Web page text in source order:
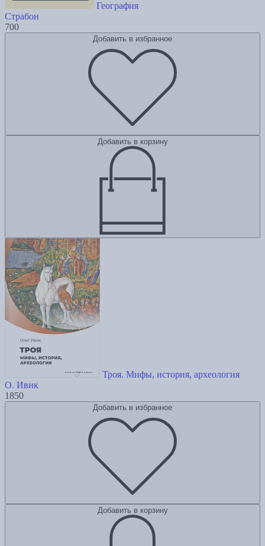
География
Страбон
700
Добавить в избранное
Добавить в корзину
Троя. Мифы, история, археология
О. Ивик
1850
Добавить в избранное
Добавить в корзину